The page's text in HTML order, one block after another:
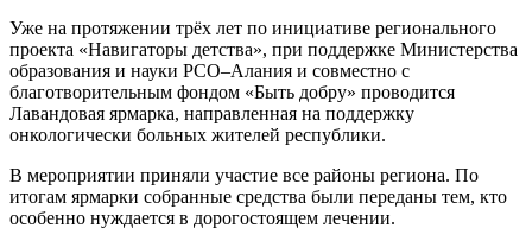
Уже на протяжении трёх лет по инициативе регионального
проекта «Навигаторы детства», при поддержке Министерства
образования и науки РСО–Алания и совместно с
благотворительным фондом «Быть добру» проводится
Лавандовая ярмарка, направленная на поддержку
онкологически больных жителей республики.
В мероприятии приняли участие все районы региона. По
итогам ярмарки собранные средства были переданы тем, кто
особенно нуждается в дорогостоящем лечении.